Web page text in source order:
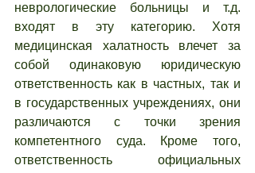
неврологические больницы и т.д.
входят в эту категорию. Хотя
медицинская халатность влечет за
собой одинаковую юридическую
ответственность как в частных, так и
в государственных учреждениях, они
различаются с точки зрения
компетентного суда. Кроме того,
ответственность официальных